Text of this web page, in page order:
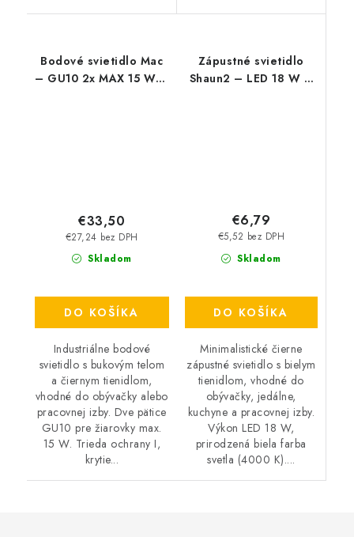
Bodové svietidlo Mac
– GU10 2x MAX 15 W –
Skladom
€27,24 bez DPH
€33,50
DO KOŠÍKA
Industriálne bodové
svietidlo s bukovým telom
a čiernym tienidlom,
vhodné do obývačky alebo
pracovnej izby. Dve pätice
GU10 pre žiarovky max.
15 W. Trieda ochrany I,
krytie...
Zápustné svietidlo
Shaun2 – LED 18 W –
Skladom
€5,52 bez DPH
€6,79
DO KOŠÍKA
Minimalistické čierne
zápustné svietidlo s bielym
tienidlom, vhodné do
obývačky, jedálne,
kuchyne a pracovnej izby.
Výkon LED 18 W,
prirodzená biela farba
svetla (4000 K)....